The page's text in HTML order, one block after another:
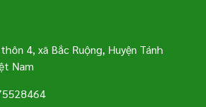
4, xã Bắc Ruộng, Huyện Tánh
Nam